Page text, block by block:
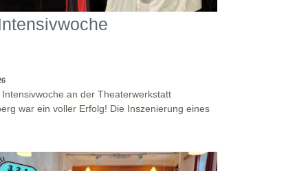
Intensivwoche an der Theaterwerkstatt
war ein voller Erfolg! Die Inszenierung eines
Es fand eine intensive
mit den Inhalten und Themen